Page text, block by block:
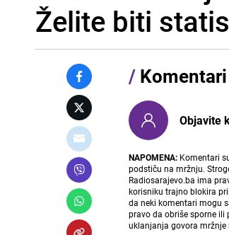
Želite biti
/
Objavite
NAPOMENA: Komentari
podstiču na mržnju.
Radiosarajevo.ba ima
korisniku trajno blokira
da neki komentari mogu
pravo da obriše sporne
uklanjanja govora